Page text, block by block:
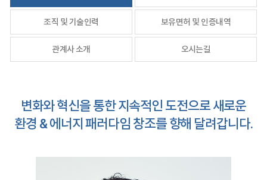
조직 및 기술인력 보유면허 및 인증내역
관계사 소개 오시는길
변화와 혁신을 통한 지속적인 도전으로 새로운
환경 & 에너지 패러다임 창조를 향해 달려갑니다.